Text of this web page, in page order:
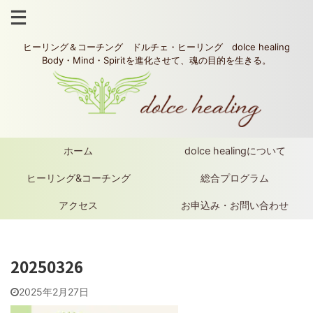
ヒーリング＆コーチング ドルチェ・ヒーリング dolce healing
Body・Mind・Spiritを進化させて、魂の目的を生きる。
ホーム dolce healingについて
ヒーリング&コーチング 総合プログラム
アクセス お申込み・お問い合わせ
20250326
2025年2月27日